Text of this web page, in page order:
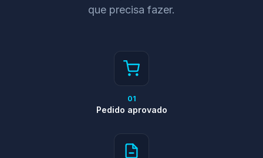
que precisa fazer.
01
Pedido aprovado